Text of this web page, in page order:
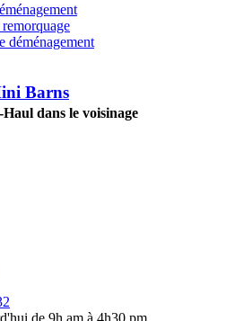
déménagement
Barns
dans le voisinage
de 9h am à 4h30 pm